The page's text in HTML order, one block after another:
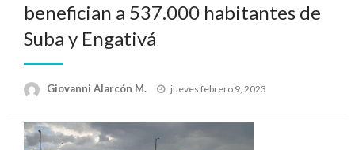
benefician a 537.000 habitantes de
Suba y Engativá
Giovanni Alarcón M.
Publicado
jueves febrero 9, 2023